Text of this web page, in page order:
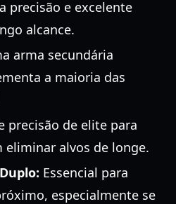
precisão e excelente
alcance.
arma secundária
a maioria das
precisão de elite para
eliminar alvos de longe.
Essencial para
especialmente se